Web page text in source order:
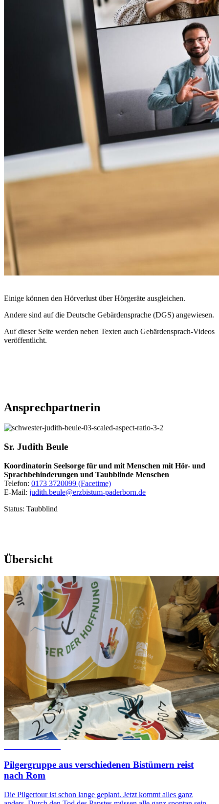
Einige können den Hörverlust über Hörgeräte ausgleichen.
Andere sind auf die Deutsche Gebärdensprache (DGS) angewiesen.
Auf dieser Seite werden neben Texten auch Gebärdensprach-Videos
veröffentlicht.
Ansprechpartnerin
Sr. Judith Beule
Koordinatorin Seelsorge für und mit Menschen mit Hör- und
Sprachbehinderungen und Taubblinde Menschen
Telefon: 0173 3720099 (Facetime)
E-Mail: judith.beule@erzbistum-paderborn.de
Status: Taubblind
Übersicht
Pilgergruppe aus verschiedenen Bistümern reist
nach Rom
Die Pilgertour ist schon lange geplant. Jetzt kommt alles ganz